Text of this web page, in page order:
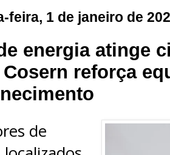
feira, 1 de janeiro de
energia atinge
Cosern reforça
de